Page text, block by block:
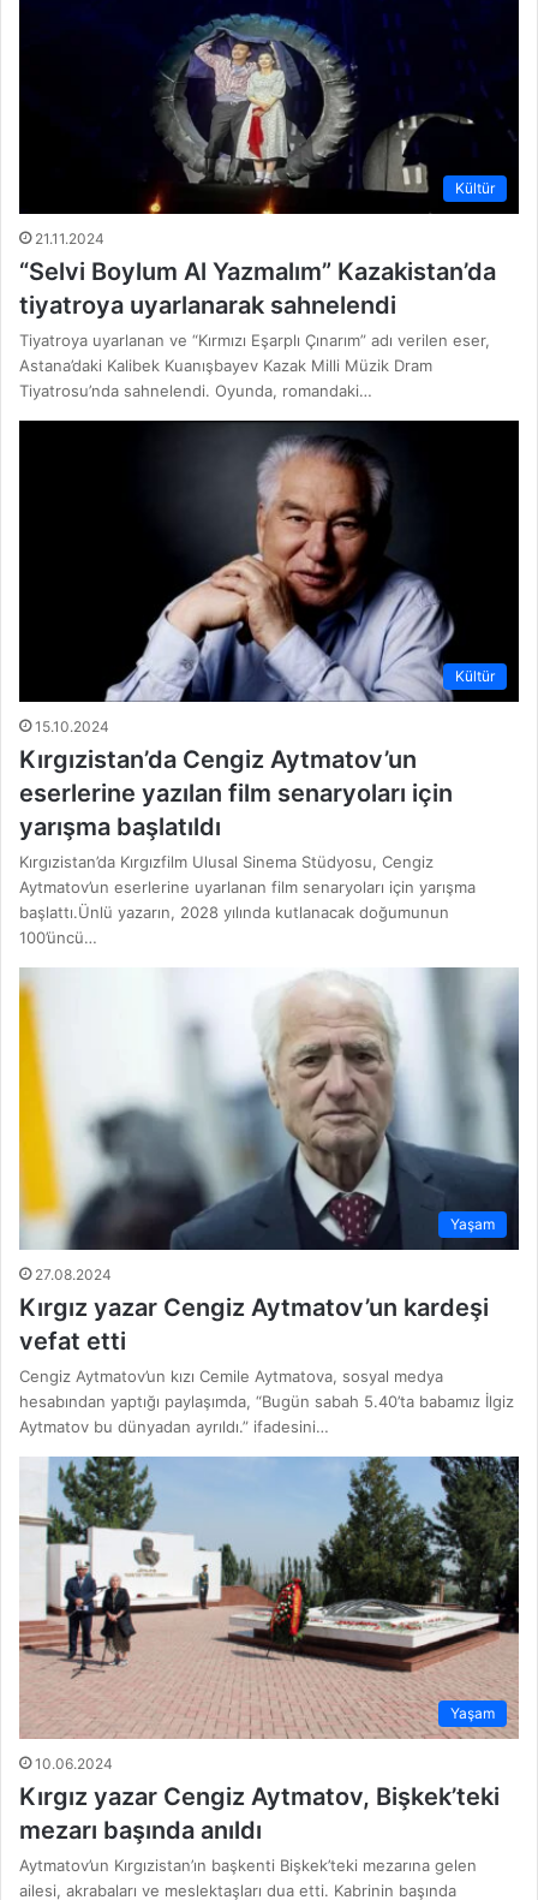
Kültür
21.11.2024
“Selvi Boylum Al Yazmalım” Kazakistan’da
tiyatroya uyarlanarak sahnelendi
Tiyatroya uyarlanan ve “Kırmızı Eşarplı Çınarım” adı verilen eser,
Astana’daki Kalibek Kuanışbayev Kazak Milli Müzik Dram
Tiyatrosu’nda sahnelendi. Oyunda, romandaki…
Kültür
15.10.2024
Kırgızistan’da Cengiz Aytmatov’un
eserlerine yazılan film senaryoları için
yarışma başlatıldı
Kırgızistan’da Kırgızfilm Ulusal Sinema Stüdyosu, Cengiz
Aytmatov’un eserlerine uyarlanan film senaryoları için yarışma
başlattı.Ünlü yazarın, 2028 yılında kutlanacak doğumunun
100’üncü…
Yaşam
27.08.2024
Kırgız yazar Cengiz Aytmatov’un kardeşi
vefat etti
Cengiz Aytmatov’un kızı Cemile Aytmatova, sosyal medya
hesabından yaptığı paylaşımda, “Bugün sabah 5.40’ta babamız İlgiz
Aytmatov bu dünyadan ayrıldı.” ifadesini…
Yaşam
10.06.2024
Kırgız yazar Cengiz Aytmatov, Bişkek’teki
mezarı başında anıldı
Aytmatov’un Kırgızistan’ın başkenti Bişkek’teki mezarına gelen
ailesi, akrabaları ve meslektaşları dua etti. Kabrinin başında